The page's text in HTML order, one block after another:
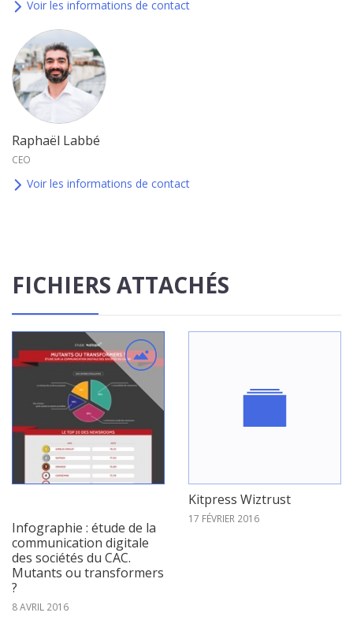
Voir les informations de contact
Raphaël Labbé
CEO
Voir les informations de contact
FICHIERS ATTACHÉS
Infographie : étude de la
communication digitale
des sociétés du CAC.
Mutants ou transformers
?
8 AVRIL 2016
Kitpress Wiztrust
17 FÉVRIER 2016